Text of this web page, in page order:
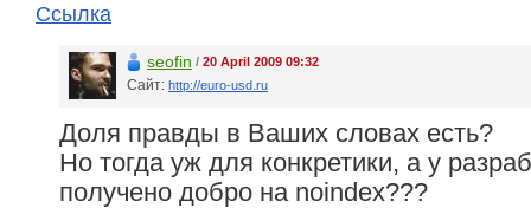
Ссылка
seofin / 20 April 2009 09:32
Сайт: http://euro-usd.ru
Доля правды в Ваших словах есть?
Но тогда уж для конкретики, а у
получено добро на noindex???